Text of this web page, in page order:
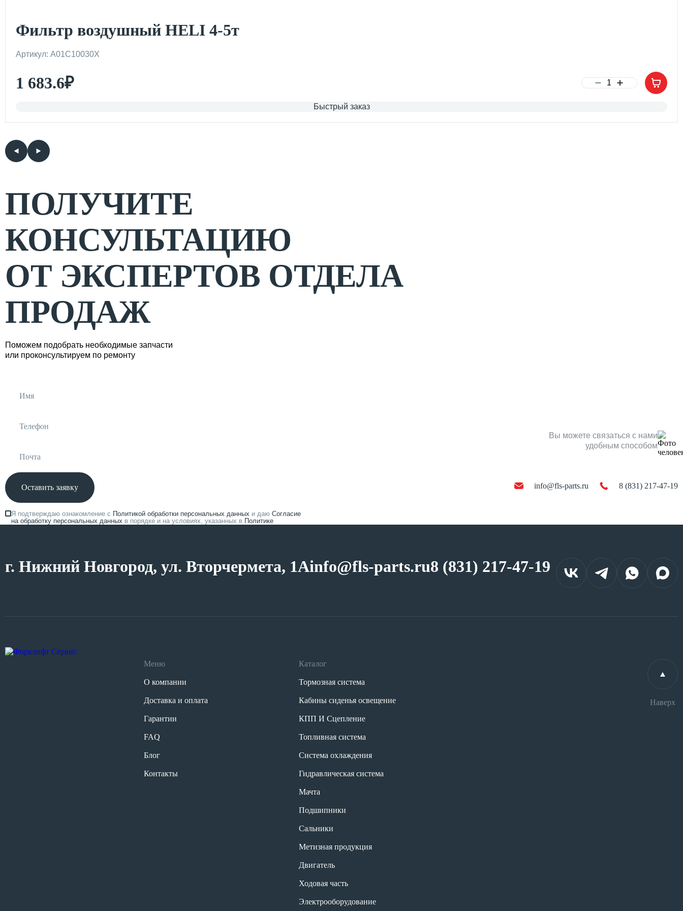
Фильтр воздушный HELI 4-5т
Артикул: A01C10030X
1 683.6₽
Быстрый заказ
ПОЛУЧИТЕ
КОНСУЛЬТАЦИЮ
ОТ ЭКСПЕРТОВ ОТДЕЛА
ПРОДАЖ
Поможем подобрать необходимые запчасти
или проконсультируем по ремонту
Оставить заявку
Я подтверждаю ознакомление с Политикой обработки персональных данных и даюСогласие
на обработку персональных данных в порядке и на условиях, указанных в Политике
Вы можете связаться с нами
удобным способом
info@fls-parts.ru 8 (831) 217-47-19
г. Нижний Новгород, ул. Вторчермета, 1Аinfo@fls-parts.ru8 (831) 217-47-19
Меню
О компании
Доставка и оплата
Гарантии
FAQ
Блог
Контакты
Каталог
Тормозная система
Кабины сиденья освещение
КПП И Сцепление
Топливная система
Система охлаждения
Гидравлическая система
Мачта
Подшипники
Сальники
Метизная продукция
Двигатель
Ходовая часть
Электрооборудование
Наверх